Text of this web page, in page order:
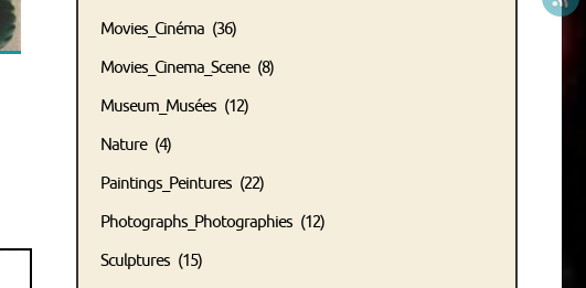
Movies_Cinéma (36)
Movies_Cinema_Scene(8)
Museum_Musées (12)
Nature(4)
Paintings_Peintures (22)
Photographs_Photographies (12)
Sculptures (15)